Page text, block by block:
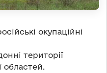
окупаційні
території
областей.